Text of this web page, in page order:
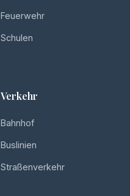
Feuerwehr
Schulen
Verkehr
Bahnhof
Buslinien
Straßenverkehr